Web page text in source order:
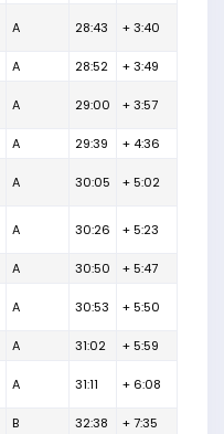
A 28:43 + 3:40
A 28:52 + 3:49
A 29:00 + 3:57
A 29:39 + 4:36
A 30:05 + 5:02
A 30:26 + 5:23
A 30:50 + 5:47
A 30:53 + 5:50
A 31:02 + 5:59
A 31:11 + 6:08
B 32:38
+ 7:35